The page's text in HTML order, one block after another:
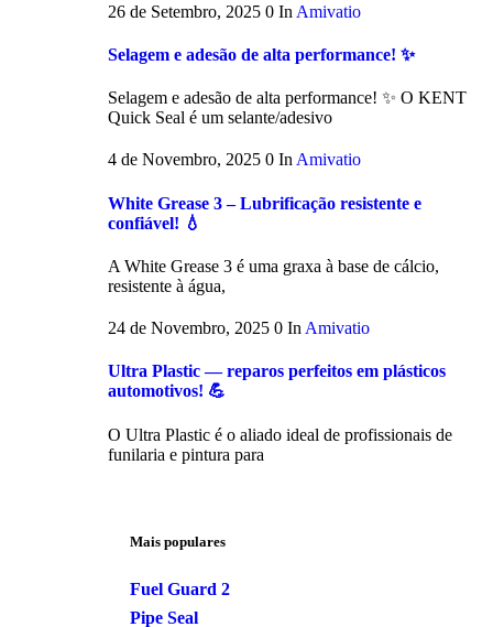
26 de Setembro, 2025 0 In Amivatio
Selagem e adesão de alta performance! ✨
Selagem e adesão de alta performance! ✨ O KENT
Quick Seal é um selante/adesivo
4 de Novembro, 2025 0 InAmivatio
White Grease 3 – Lubrificação resistente e
confiável! 💧
A White Grease 3 é uma graxa à base de cálcio,
resistente à água,
24 de Novembro, 2025 0 In Amivatio
Ultra Plastic — reparos perfeitos em plásticos
automotivos! 💪
O Ultra Plastic é o aliado ideal de profissionais de
funilaria e pintura para
Mais populares
Fuel Guard 2
Pipe Seal